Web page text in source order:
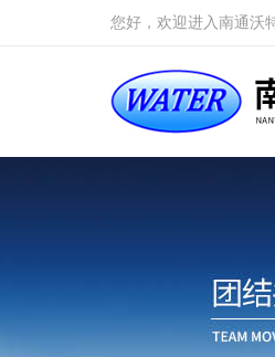
您好，欢迎进入南通沃